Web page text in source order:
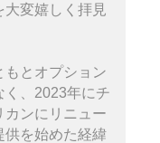
大変嬉しく拝見
もとオプション
く、2023年にチ
カンにリニュー
供を始めた経緯